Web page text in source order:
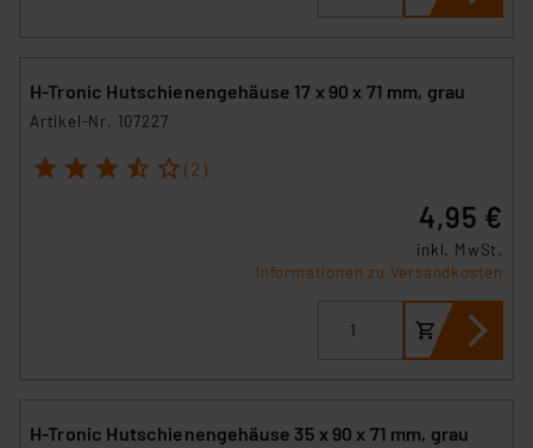
H-Tronic Hutschienengehäuse 17 x 90 x 71 mm, grau
Artikel-Nr. 107227
1 2 3 4 5 (2)
4,95 €
inkl. MwSt.
Informationen zu Versandkosten
H-Tronic Hutschienengehäuse 35 x 90 x 71 mm, grau